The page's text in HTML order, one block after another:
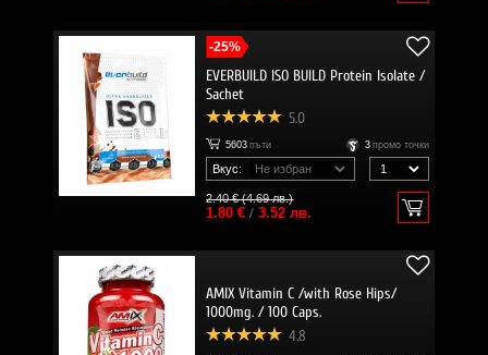
-25%
EVERBUILD ISO BUILD Protein Isolate /
Sachet
5.0
5603 пъти 3 промо точки
Вкус:
2.40 € (4.69 лв.)
1.80 €/ 3.52 лв.
AMIX Vitamin C /with Rose Hips/
1000mg. / 100 Caps.
4.8